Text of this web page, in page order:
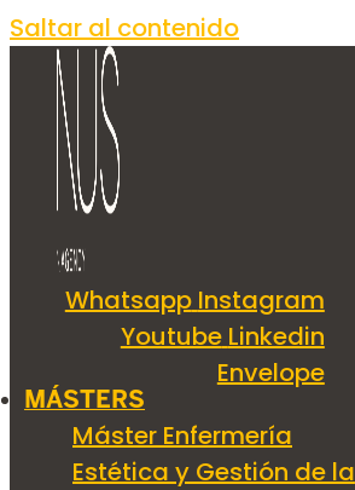
Saltar al contenido
Whatsapp Instagram
Youtube Linkedin
Envelope
MÁSTERS
Máster Enfermería
Estética y Gestión de la